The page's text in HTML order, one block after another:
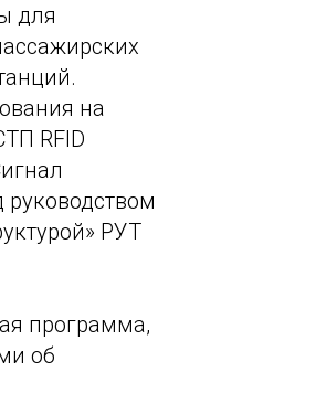
для
на
RFID
РУТ
программа,
об